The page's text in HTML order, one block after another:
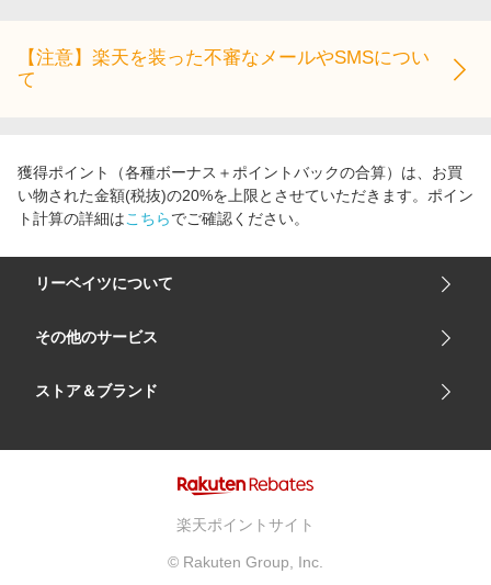
【注意】楽天を装った不審なメールやSMSについ
て
獲得ポイント（各種ボーナス＋ポイントバックの合算）は、お買
い物された金額(税抜)の20%を上限とさせていただきます。ポイン
ト計算の詳細はこちらでご確認ください。
リーベイツについて
会社概要
サイトマップ
リーベイツ ポイントアシスト
その他のサービス
楽天市場
ストア＆ブランド
楽天ポイントサイト
© Rakuten Group, Inc.